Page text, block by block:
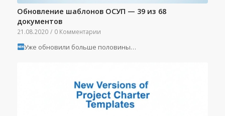
Обновление шаблонов ОСУП — 39 из 68
документов
21.08.2020 / 0 Комментарии
Уже обновили больше половины…